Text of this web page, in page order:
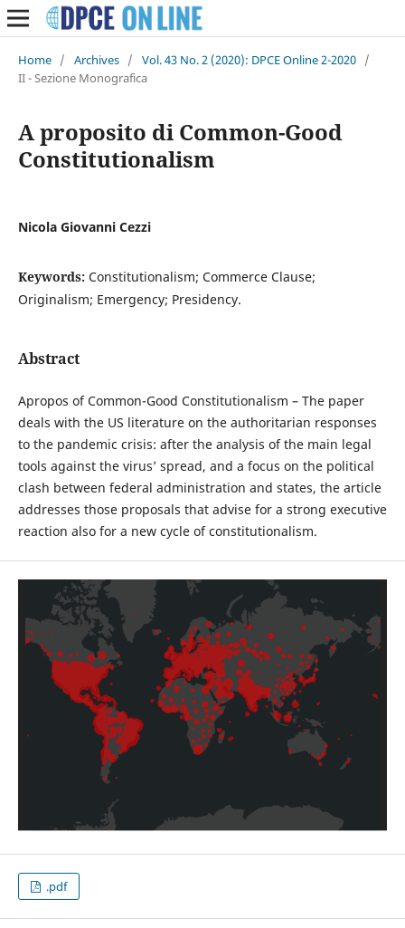
Home / Archives / Vol. 43 No. 2 (2020): DPCE Online 2-2020 /
II - Sezione Monografica
A proposito di Common-Good
Constitutionalism
Nicola Giovanni Cezzi
Keywords: Constitutionalism; Commerce Clause;
Originalism; Emergency; Presidency.
Abstract
Apropos of Common-Good Constitutionalism – The paper
deals with the US literature on the authoritarian responses
to the pandemic crisis: after the analysis of the main legal
tools against the virus’ spread, and a focus on the political
clash between federal administration and states, the article
addresses those proposals that advise for a strong executive
reaction also for a new cycle of constitutionalism.
.pdf